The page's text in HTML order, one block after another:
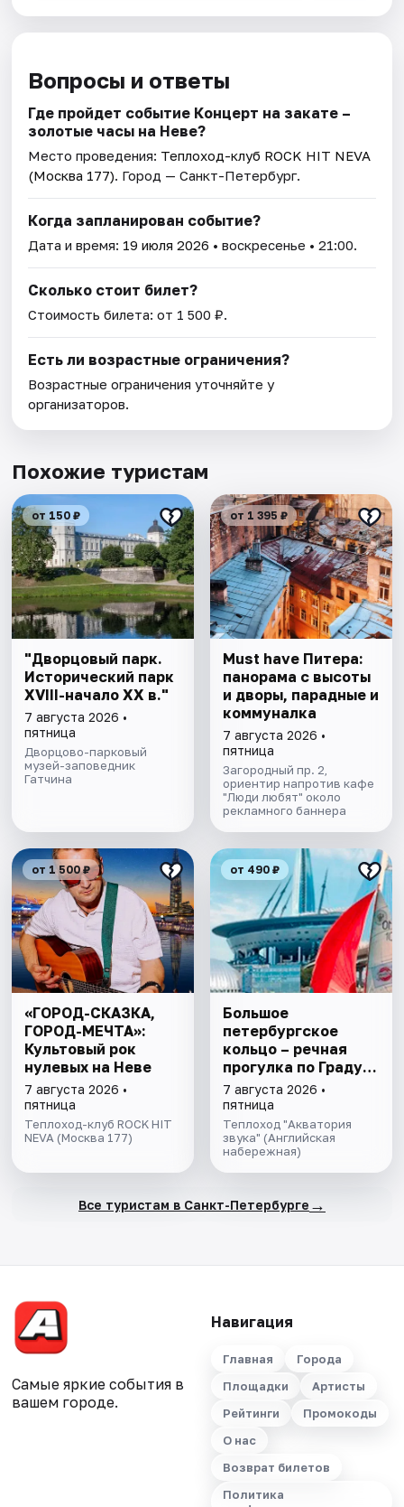
Вопросы и ответы
Где пройдет событие Концерт на закате –
золотые часы на Неве?
Место проведения: Теплоход-клуб ROCK HIT NEVA
(Москва 177). Город — Санкт-Петербург.
Когда запланирован событие?
Дата и время: 19 июля 2026 • воскресенье • 21:00.
Сколько стоит билет?
Стоимость билета: от 1 500 ₽.
Есть ли возрастные ограничения?
Возрастные ограничения уточняйте у
организаторов.
Похожие туристам
от 150 ₽
"Дворцовый парк.
Исторический парк
XVIII-начало XX в."
7 августа 2026 •
пятница
Дворцово-парковый
музей-заповедник
Гатчина
от 1 395 ₽
Must have Питера:
панорама с высоты
и дворы, парадные и
коммуналка
7 августа 2026 •
пятница
Загородный пр. 2,
ориентир напротив кафе
"Люди любят" около
рекламного баннера
от 1 500 ₽
«ГОРОД-СКАЗКА,
ГОРОД-МЕЧТА»:
Культовый рок
нулевых на Неве
7 августа 2026 •
пятница
Теплоход-клуб ROCK HIT
NEVA (Москва 177)
от 490 ₽
Большое
петербургское
кольцо – речная
прогулка пo Граду
на Неве с
авторской
экскурсией и живой
музыкой в тёплом
салоне теплохода
7 августа 2026 •
пятница
Теплоход "Акватория
звука" (Английская
набережная)
Все туристам в Санкт-Петербурге →
Самые яркие события в
вашем городе.
Навигация
Главная
Города
Площадки
Артисты
Рейтинги
Промокоды
О нас
Возврат билетов
Политика